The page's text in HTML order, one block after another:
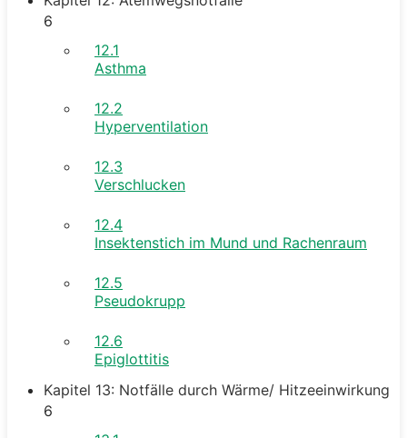
6
12.1
Asthma
12.2
Hyperventilation
12.3
Verschlucken
12.4
Insektenstich im Mund und Rachenraum
12.5
Pseudokrupp
12.6
Epiglottitis
Kapitel 13: Notfälle durch Wärme/ Hitzeeinwirkung
6